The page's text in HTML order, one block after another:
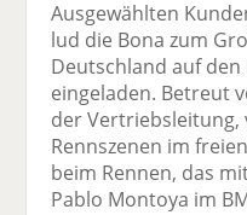
Ausgewählten
lud die Bona zum
Deutschland auf
eingeladen. Betreut
der Vertriebsleitung,
Rennszenen im
beim Rennen, das
Pablo Montoya im